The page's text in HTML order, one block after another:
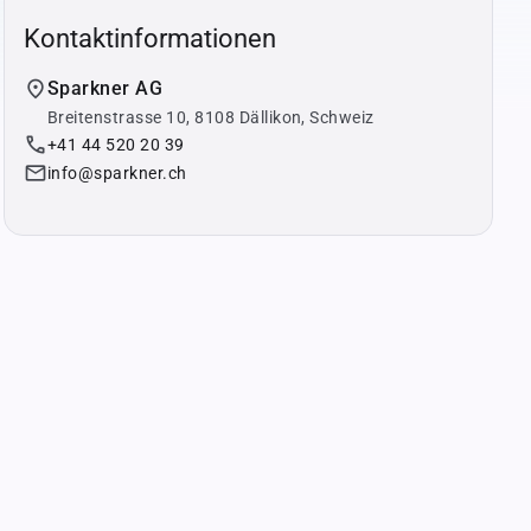
Kontaktinformationen
location_onSparkner AG
Breitenstrasse 10, 8108 Dällikon, Schweiz
phone+41 44 520 20 39
emailinfo@sparkner.ch